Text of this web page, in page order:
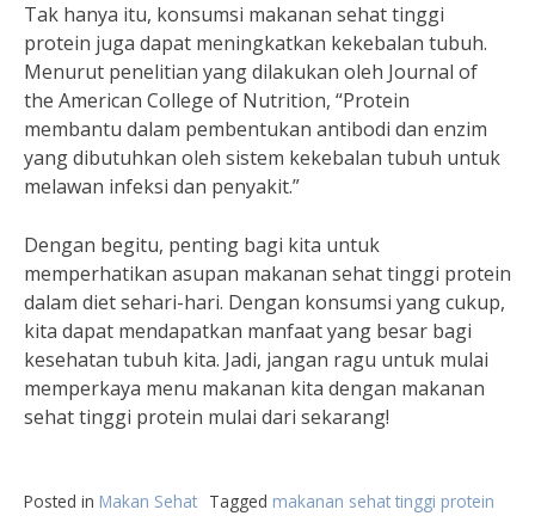
Tak hanya itu, konsumsi makanan sehat tinggi
protein juga dapat meningkatkan kekebalan tubuh.
Menurut penelitian yang dilakukan oleh Journal of
the American College of Nutrition, “Protein
membantu dalam pembentukan antibodi dan enzim
yang dibutuhkan oleh sistem kekebalan tubuh untuk
melawan infeksi dan penyakit.”
Dengan begitu, penting bagi kita untuk
memperhatikan asupan makanan sehat tinggi protein
dalam diet sehari-hari. Dengan konsumsi yang cukup,
kita dapat mendapatkan manfaat yang besar bagi
kesehatan tubuh kita. Jadi, jangan ragu untuk mulai
memperkaya menu makanan kita dengan makanan
sehat tinggi protein mulai dari sekarang!
Posted in Makan Sehat Tagged makanan sehat tinggi protein